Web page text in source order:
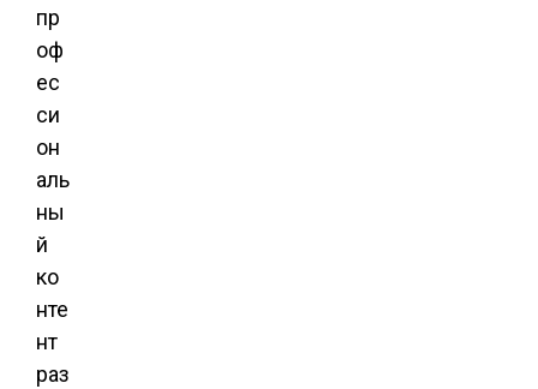
пр
оф
ес
си
он
аль
ны
й
ко
нте
нт
раз